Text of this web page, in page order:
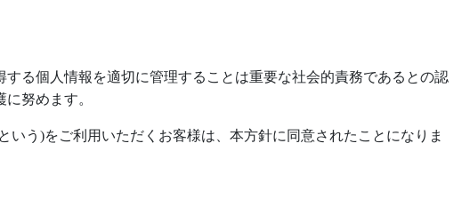
る個人情報を適切に管理することは重要な社会的責務であるとの認
努めます。
いう )をご利用いただくお客様は、本方針に同意されたことになりま